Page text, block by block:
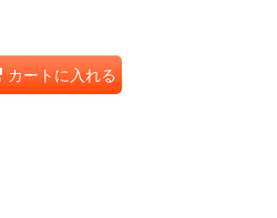
カートに入れる